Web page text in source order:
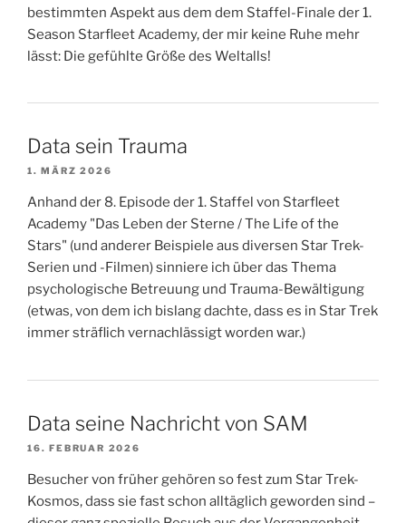
bestimmten Aspekt aus dem dem Staffel-Finale der 1.
Season Starfleet Academy, der mir keine Ruhe mehr
lässt: Die gefühlte Größe des Weltalls!
Data sein Trauma
1. MÄRZ 2026
Anhand der 8. Episode der 1. Staffel von Starfleet
Academy "Das Leben der Sterne / The Life of the
Stars" (und anderer Beispiele aus diversen Star Trek-
Serien und -Filmen) sinniere ich über das Thema
psychologische Betreuung und Trauma-Bewältigung
(etwas, von dem ich bislang dachte, dass es in Star Trek
immer sträflich vernachlässigt worden war.)
Data seine Nachricht von SAM
16. FEBRUAR 2026
Besucher von früher gehören so fest zum Star Trek-
Kosmos, dass sie fast schon alltäglich geworden sind –